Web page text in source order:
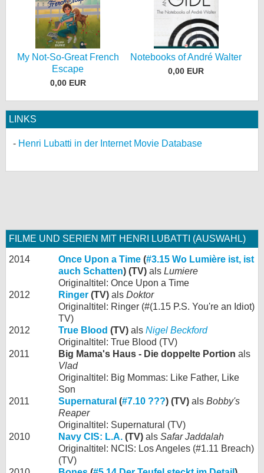
My Not-So-Great French
Escape
0,00 EUR
Notebooks of André Walter
0,00 EUR
LINKS
Henri Lubatti in der Internet Movie Database
FILME UND SERIEN MIT HENRI LUBATTI (AUSWAHL)
2014 Once Upon a Time (#3.15 Wo Lumière ist, ist
auch Schatten) (TV) als Lumiere
Originaltitel: Once Upon a Time
2012
Ringer (TV) als Doktor
Originaltitel: Ringer (#(1.15 P.S. You're an Idiot)
TV)
2012
True Blood (TV) als Nigel Beckford
Originaltitel: True Blood (TV)
2011
Big Mama's Haus - Die doppelte Portion als
Vlad
Originaltitel: Big Mommas: Like Father, Like
Son
2011
Supernatural (#7.10 ???) (TV) als Bobby's
Reaper
Originaltitel: Supernatural (TV)
2010
Navy CIS: L.A. (TV) als Safar Jaddalah
Originaltitel: NCIS: Los Angeles (#1.11 Breach)
(TV)